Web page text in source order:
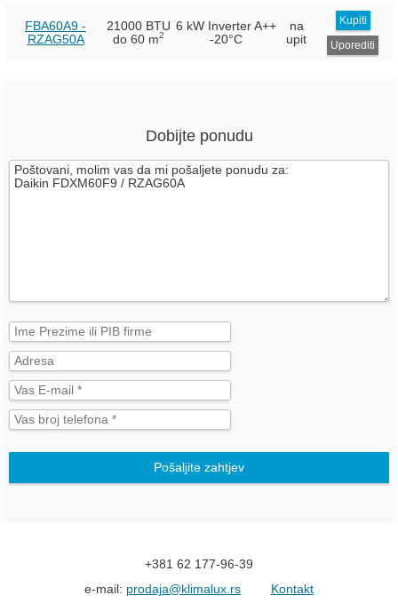
FBA60A9 -
RZAG50A
21000 BTU
do 60 m2
6 kW Inverter A++
-20°C
na
upit
Kupiti
Uporediti
Dobijte ponudu
Pošaljite zahtjev
+381 62 177-96-39
e-mail: prodaja@klimalux.rs Kontakt